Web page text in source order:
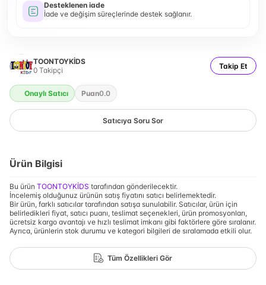
Desteklenen iade
İade ve değişim süreçlerinde destek sağlanır.
TOONTOYKİDS
0 Takipçi Takip Et
Onaylı Satıcı Puan0.0
Satıcıya Soru Sor
Ürün Bilgisi
Bu ürün TOONTOYKİDS tarafından gönderilecektir.
İncelemiş olduğunuz ürünün satış fiyatını satıcı belirlemektedir.
Bir ürün, farklı satıcılar tarafından satışa sunulabilir. Satıcılar, ürün için
belirledikleri fiyat, satıcı puanı, teslimat seçenekleri, ürün promosyonları,
ücretsiz kargo avantajı ve hızlı teslimat imkanı gibi faktörlere göre sıralanır.
Ayrıca, ürünlerin stok durumu ve kategori bilgileri de sıralamada etkili olur.
Tüm Özellikleri Gör